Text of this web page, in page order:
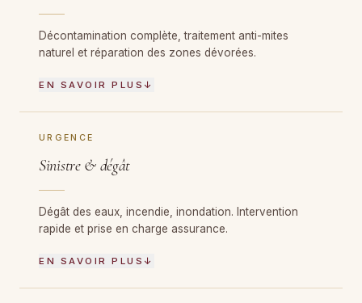
Décontamination complète, traitement anti-mites
naturel et réparation des zones dévorées.
EN SAVOIR PLUS ↓
URGENCE
Sinistre & dégât
Dégât des eaux, incendie, inondation. Intervention
rapide et prise en charge assurance.
EN SAVOIR PLUS ↓